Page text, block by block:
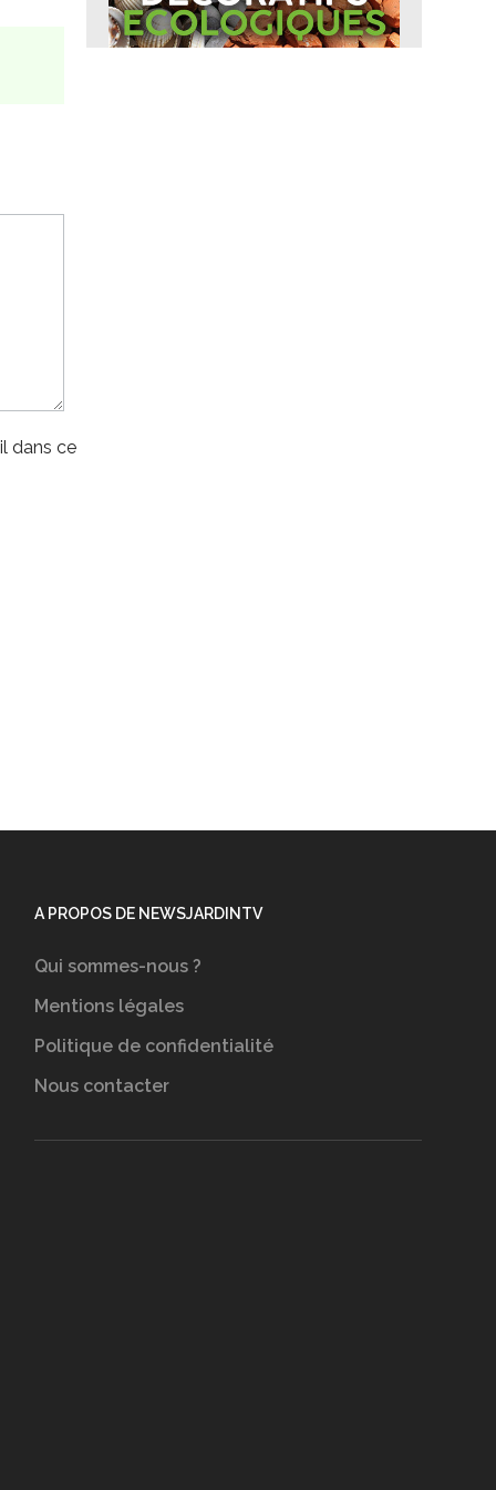
dans ce
A PROPOS DE NEWSJARDINTV
Qui sommes-nous ?
Mentions légales
Politique de confidentialité
Nous contacter